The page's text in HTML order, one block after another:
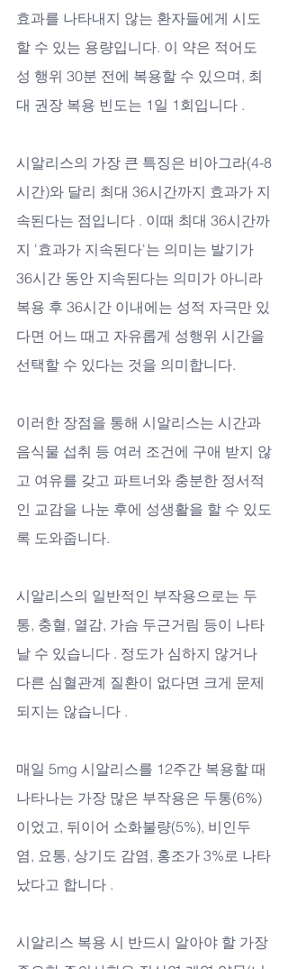
효과를 나타내지 않는 환자들에게 시도
할 수 있는 용량입니다. 이 약은 적어도
성 행위 30분 전에 복용할 수 있으며, 최
대 권장 복용 빈도는 1일 1회입니다 .
시알리스의 가장 큰 특징은 비아그라(4-8
시간)와 달리 최대 36시간까지 효과가 지
속된다는 점입니다 . 이때 최대 36시간까
지 '효과가 지속된다'는 의미는 발기가
36시간 동안 지속된다는 의미가 아니라
복용 후 36시간 이내에는 성적 자극만 있
다면 어느 때고 자유롭게 성행위 시간을
선택할 수 있다는 것을 의미합니다.
이러한 장점을 통해 시알리스는 시간과
음식물 섭취 등 여러 조건에 구애 받지 않
고 여유를 갖고 파트너와 충분한 정서적
인 교감을 나눈 후에 성생활을 할 수 있도
록 도와줍니다.
시알리스의 일반적인 부작용으로는 두
통, 충혈, 열감, 가슴 두근거림 등이 나타
날 수 있습니다 . 정도가 심하지 않거나
다른 심혈관계 질환이 없다면 크게 문제
되지는 않습니다 .
매일 5mg 시알리스를 12주간 복용할 때
나타나는 가장 많은 부작용은 두통(6%)
이었고, 뒤이어 소화불량(5%), 비인두
염, 요통, 상기도 감염, 홍조가 3%로 나타
났다고 합니다 .
시알리스 복용 시 반드시 알아야 할 가장